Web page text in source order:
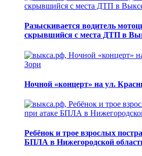
Разыскивается водитель
скрывшийся с места ДТП в
Ночной «концерт» на ул.
Ребёнок и трое взрослых
БПЛА в Нижегородской